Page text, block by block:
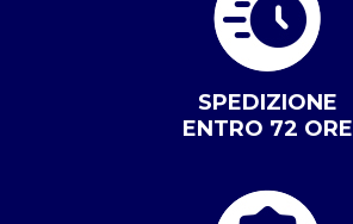
SPEDIZIONE
ENTRO 72 ORE